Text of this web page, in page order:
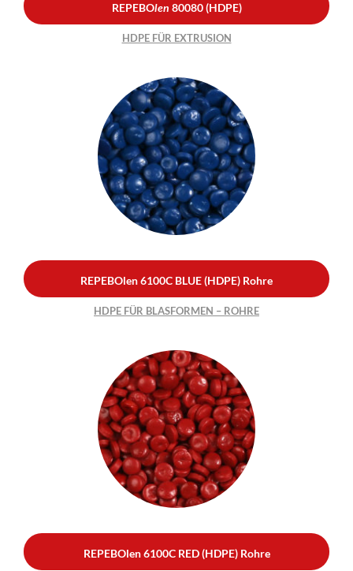
REPEBOlen 80080 (HDPE)
HDPE FÜR EXTRUSION
REPEBOlen 6100C BLUE
(HDPE) Rohre
HDPE FÜR BLASFORMEN –
ROHRE
REPEBOlen 6100C BLUE (HDPE) Rohre
HDPE FÜR BLASFORMEN – ROHRE
REPEBOlen 6100C RED
(HDPE) Rohre
HDPE FÜR BLASFORMEN –
ROHRE
REPEBOlen 6100C RED (HDPE) Rohre